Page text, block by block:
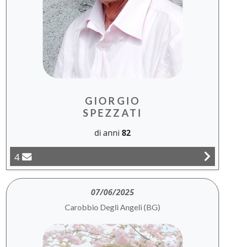
GIORGIO
SPEZZATI
di anni 82
4
07/06/2025
Carobbio Degli Angeli (BG)